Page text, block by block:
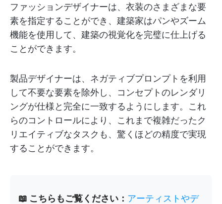
ファッションデザイナーは、衣装のさまざまな要
素を指定することができ、建築家はパンやズーム
機能を使用して、建築の視覚化を完璧に仕上げる
ことができます。
製品デザイナーは、ネガティブプロンプトを利用
して不要な要素を除外し、コンセプトのレンダリ
ングが仕様と完全に一致するようにします。これ
らのコントロールにより、これまで複雑だったク
リエイティブなタスクも、驚くほどの精度で実現
することができます。
📖 こちらもご覧ください： アーティストやデ